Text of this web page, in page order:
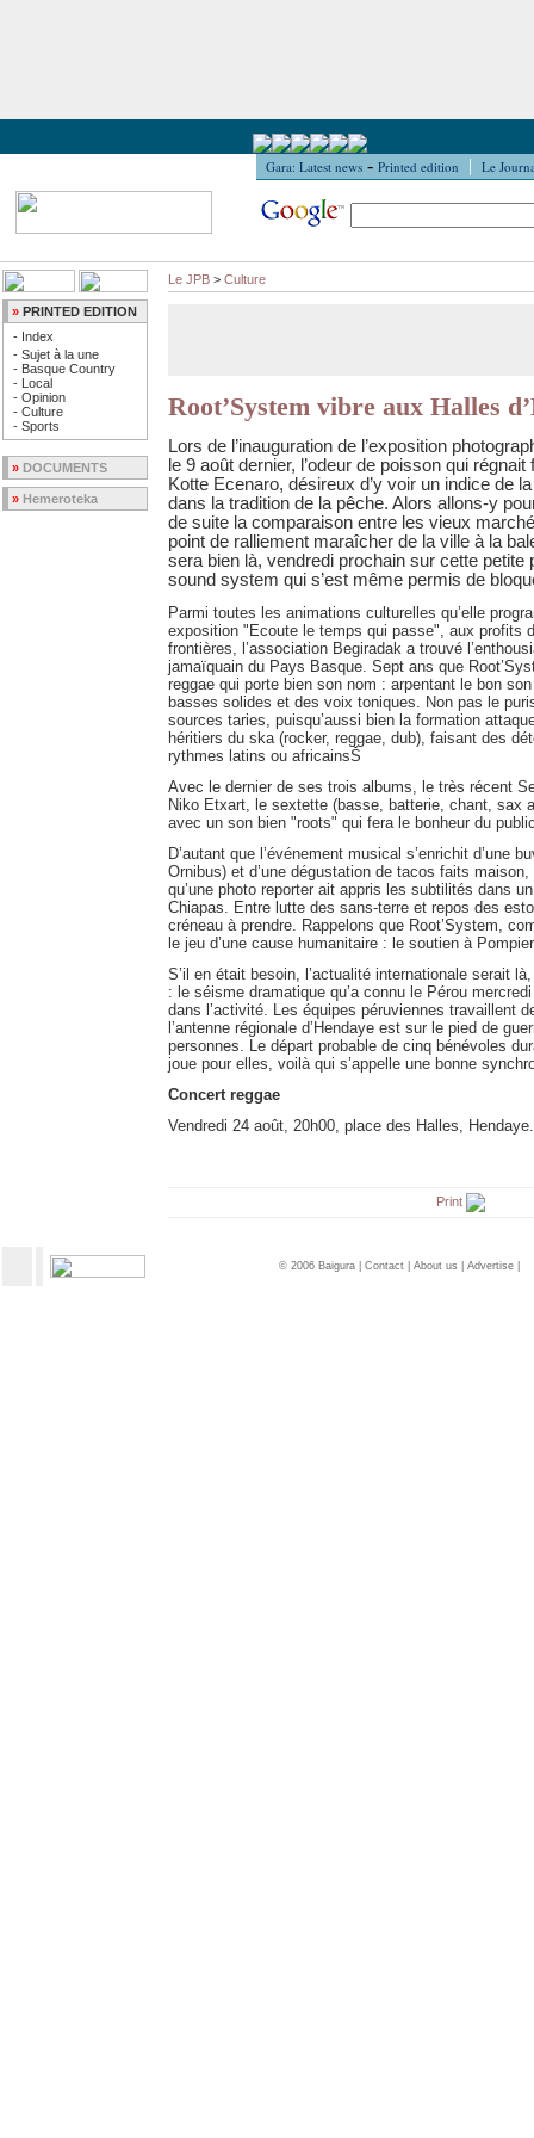
Gara: Latest news - Printed edition | Le
» PRINTED EDITION
- Index
- Sujet à la une
- Basque Country
- Local
- Opinion
- Culture
- Sports
» DOCUMENTS
» Hemeroteka
Le JPB > Culture
Root’System vibre aux Halles
Lors de l’inauguration de l’exposition
le 9 août dernier, l’odeur de poisson qui
Kotte Ecenaro, désireux d’y voir un indice de
dans la tradition de la pêche. Alors allons-y
de suite la comparaison entre les vieux
point de ralliement maraîcher de la ville à la
sera bien là, vendredi prochain sur cette petite
sound system qui s’est même permis de
Parmi toutes les animations culturelles qu’elle
exposition "Ecoute le temps qui passe", aux profits
frontières, l’association Begiradak a trouvé
jamaïquain du Pays Basque. Sept ans que
reggae qui porte bien son nom : arpentant le bon
basses solides et des voix toniques. Non pas le
sources taries, puisqu’aussi bien la formation
héritiers du ska (rocker, reggae, dub), faisant des
rythmes latins ou africainsŠ
Avec le dernier de ses trois albums, le très récent
Niko Etxart, le sextette (basse, batterie, chant, sax
avec un son bien "roots" qui fera le bonheur du
D’autant que l’événement musical s’enrichit d’une
Ornibus) et d’une dégustation de tacos faits
qu’une photo reporter ait appris les subtilités dans
Chiapas. Entre lutte des sans-terre et repos des
créneau à prendre. Rappelons que Root’System,
le jeu d’une cause humanitaire : le soutien à
S’il en était besoin, l’actualité internationale serait
: le séisme dramatique qu’a connu le Pérou
dans l’activité. Les équipes péruviennes travaillent
l’antenne régionale d’Hendaye est sur le pied de
personnes. Le départ probable de cinq bénévoles
joue pour elles, voilà qui s’appelle une bonne
Concert reggae
Vendredi 24 août, 20h00, place des Halles,
Print
© 2006 Baigura | Contact About us Advertise